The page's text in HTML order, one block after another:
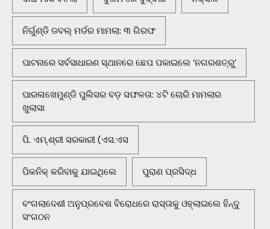
ନିର୍ଗୁଣ୍ଡି ଡବଲ୍ ମର୍ଡର ମାମଲା: ୩ ଗିରଫ
ପାଟନାରେ ସର୍ବସାଧାରଣ ସ୍ଥାନରେ ଛେପ ପକାଇଲେ ‘ନଗରଶତ୍ରୁ’
ପାରଳାଖେମୁଣ୍ଡି ପୁଲିସର ବଡ଼ ସଫଳତା: ୪ଟି ଚୋରି ମାମଲାର
ଖୁଲାସା
ପି. ଏମ୍.ଶ୍ରୀ ସରକାରୀ (ଏସ.ଏସ
ପିକନିକ୍‌ କରିବାକୁ ଯାଇଥିଲେ ପୁରାଣ ପ୍ରସିଦ୍ଧ
ବଂଗଲାଦେଶୀ ଅନୁପ୍ରବେଶ ବିରୋଧରେ ରାସ୍ତାକୁ ଓହ୍ଲାଇଲେ ହିନ୍ଦୁ
ସଂଗଠନ